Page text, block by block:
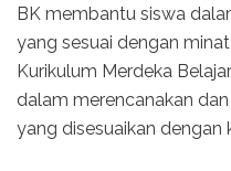
BK membantu siswa
yang sesuai dengan
Kurikulum Merdeka
dalam merencanakan
yang disesuaikan dengan